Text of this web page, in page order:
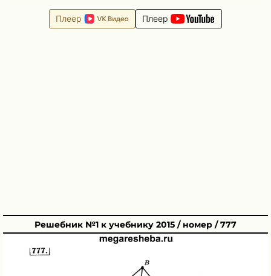
Плеер Плеер
Решебник №1 к учебнику 2015 / номер / 777